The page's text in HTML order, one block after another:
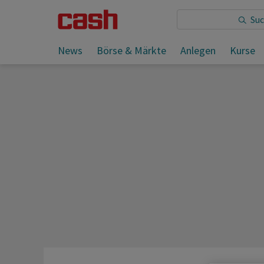
News Börse & Märkte Anlegen Kurse
Sie lesen: